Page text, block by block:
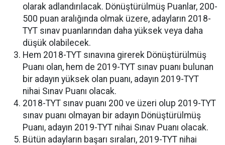
olarak adlandırılacak. Dönüştürülmüş Puanlar, 200-
500 puan aralığında olmak üzere, adayların 2018-
TYT sınav puanlarından daha yüksek veya daha
düşük olabilecek.
Hem 2018-TYT sınavına girerek Dönüştürülmüş
Puanı olan, hem de 2019-TYT sınav puanı bulunan
bir adayın yüksek olan puanı, adayın 2019-TYT
nihai Sınav Puanı olacak.
2018-TYT sınav puanı 200 ve üzeri olup 2019-TYT
sınav puanı olmayan bir adayın Dönüştürülmüş
Puanı, adayın 2019-TYT nihai Sınav Puanı olacak.
Bütün adayların başarı sıraları, 2019-TYT nihai